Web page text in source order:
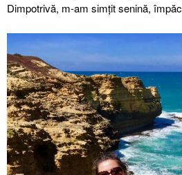
Dimpotrivă, m-am simțit senină,